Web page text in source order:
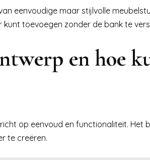
eenvoudige maar stijlvolle
toevoegen zonder de bank te
en hoe
op eenvoud en functionaliteit. Het
te creëren.